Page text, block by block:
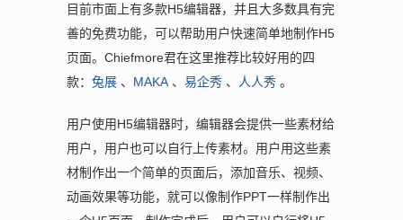
目前市面上有多款H5编辑器，并且大多数具有完
善的免费功能，可以帮助用户快速简单地制作H5
页面。Chiefmore君在这里推荐比较好用的四
款： 兔展 、 MAKA 、 易企秀 、 人人秀 。
用户使用H5编辑器时，编辑器会提供一些素材给
用户，用户也可以自行上传素材。用户用这些素
材制作出一个简单的页面后，添加音乐、视频、
动画效果等功能，就可以像制作PPT一样制作出